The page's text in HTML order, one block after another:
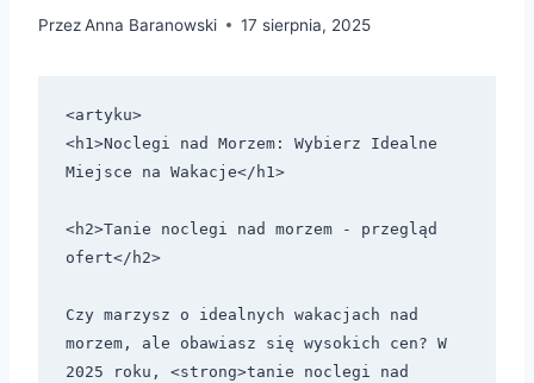
PrzezAnna Baranowski 17 sierpnia, 2025
<artyku>
<h1>Noclegi nad Morzem: Wybierz Idealne
Miejsce na Wakacje</h1>
<h2>Tanie noclegi nad morzem - przegląd
ofert</h2>
Czy marzysz o idealnych wakacjach nad
morzem, ale obawiasz się wysokich cen? W
2025 roku, <strong>tanie noclegi nad